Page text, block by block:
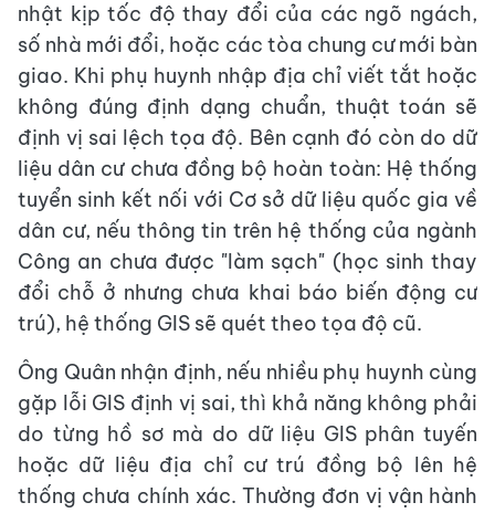
nhật kịp tốc độ thay đổi của các ngõ ngách,
số nhà mới đổi, hoặc các tòa chung cư mới bàn
giao. Khi phụ huynh nhập địa chỉ viết tắt hoặc
không đúng định dạng chuẩn, thuật toán sẽ
định vị sai lệch tọa độ. Bên cạnh đó còn do dữ
liệu dân cư chưa đồng bộ hoàn toàn: Hệ thống
tuyển sinh kết nối với Cơ sở dữ liệu quốc gia về
dân cư, nếu thông tin trên hệ thống của ngành
Công an chưa được "làm sạch" (học sinh thay
đổi chỗ ở nhưng chưa khai báo biến động cư
trú), hệ thống GIS sẽ quét theo tọa độ cũ.
Ông Quân nhận định, nếu nhiều phụ huynh cùng
gặp lỗi GIS định vị sai, thì khả năng không phải
do từng hồ sơ mà do dữ liệu GIS phân tuyến
hoặc dữ liệu địa chỉ cư trú đồng bộ lên hệ
thống chưa chính xác. Thường đơn vị vận hành